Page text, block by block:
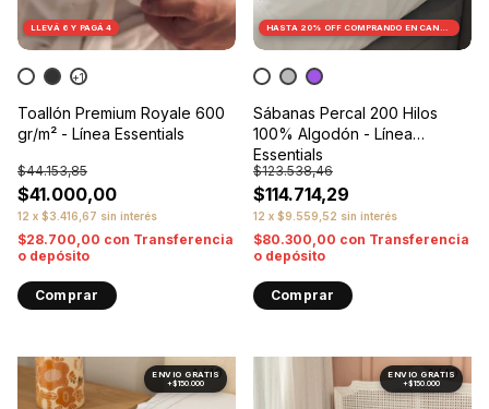
Toallón Premium Royale 600
gr/m² - Línea Essentials
$41.000,00
$44.153,85
12 x $3.416,67 sin interés
LLEVÁ 6 Y PAGÁ 4
$28.700,00 con Transferencia
o depósito
+1
Comprar
Sábanas Percal 200 Hilos
100% Algodón - Línea
Essentials
$114.714,29
$123.538,46
12 x $9.559,52 sin interés
HASTA 20% OFF COMPRANDO EN CANTIDAD
$80.300,00 con Transferencia
o depósito
Comprar
1/10 1/10